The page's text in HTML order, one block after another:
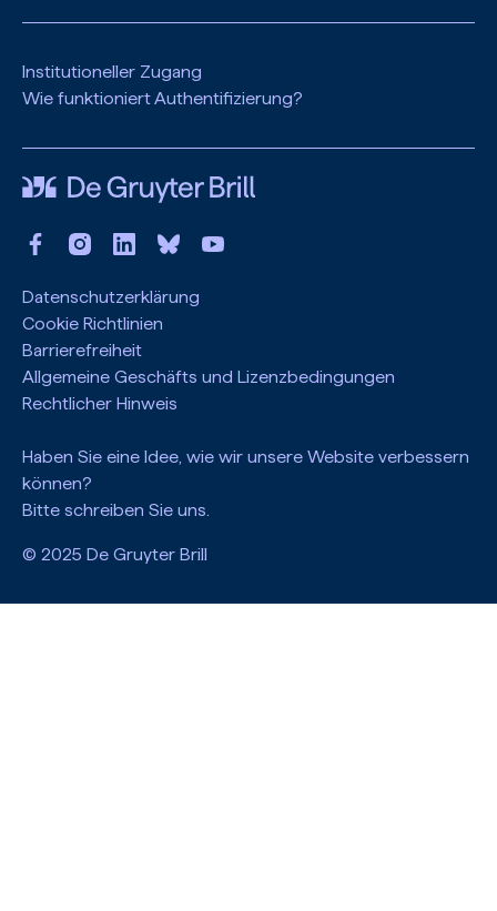
Institutioneller Zugang
Wie funktioniert Authentifizierung?
Datenschutzerklärung
Cookie Richtlinien
Barrierefreiheit
Allgemeine Geschäfts und Lizenzbedingungen
Rechtlicher Hinweis
Haben Sie eine Idee, wie wir unsere Website verbessern
können?
Bitte schreiben Sie uns.
© 2025 De Gruyter Brill